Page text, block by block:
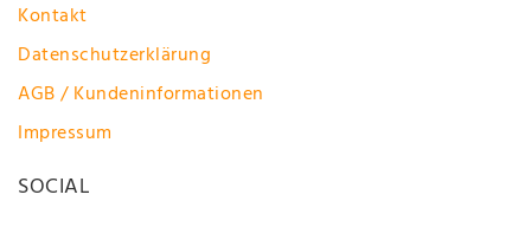
Kontakt
Datenschutzerklärung
AGB / Kundeninformationen
Impressum
SOCIAL